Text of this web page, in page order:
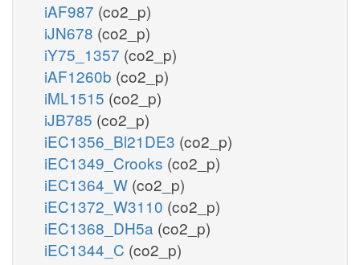
iAF987 (co2_p)
iJN678 (co2_p)
iY75_1357 (co2_p)
iAF1260b (co2_p)
iML1515 (co2_p)
iJB785 (co2_p)
iEC1356_Bl21DE3 (co2_p)
iEC1349_Crooks (co2_p)
iEC1364_W (co2_p)
iEC1372_W3110 (co2_p)
iEC1368_DH5a (co2_p)
iEC1344_C (co2_p)